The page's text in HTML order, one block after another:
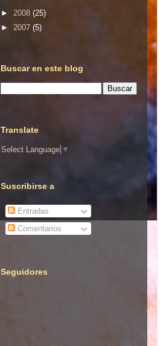
► 2008 (25)
► 2007 (5)
Buscar en este blog
Translate
Select Language ▼
Suscribirse a
Entradas
Comentarios
Seguidores